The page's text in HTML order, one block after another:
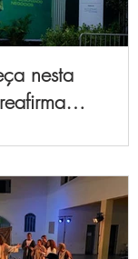
nesta
de Minas